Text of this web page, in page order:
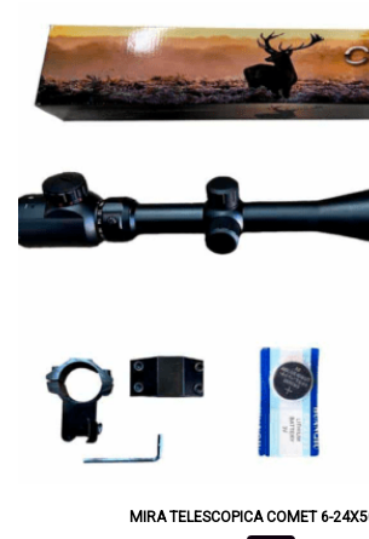
MIRA TELESCOPICA COMET 6-